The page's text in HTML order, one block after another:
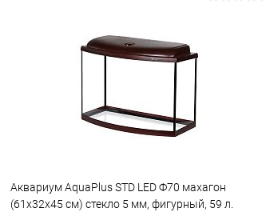
Аквариум AquaPlus STD LED Ф70 махагон
(61х32х45 см) стекло 5 мм, фигурный, 59 л.